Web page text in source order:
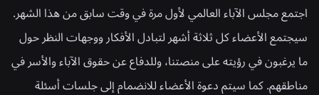
اجتمع مجلس الآباء العالمي لأول مرة في وقت سابق من هذا الشهر.
سيجتمع الأعضاء كل ثلاثة أشهر لتبادل الأفكار ووجهات النظر حول
ما يرغبون في رؤيته على منصتنا، وللدفاع عن حقوق الآباء والأسر في
مناطقهم. كما سيتم دعوة الأعضاء للانضمام إلى جلسات أسئلة